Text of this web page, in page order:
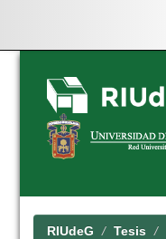
Skip
navigation
RIUdeG Tesis